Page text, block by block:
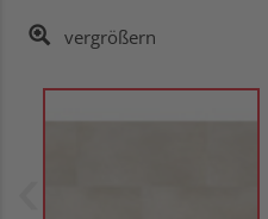
vergrößern